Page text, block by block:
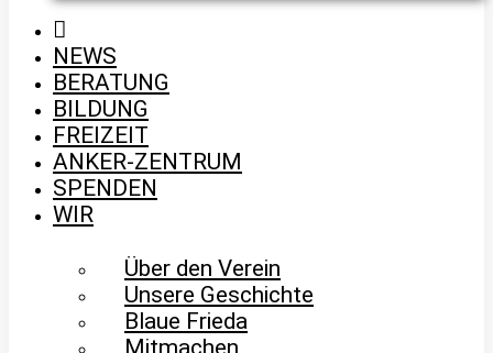
NEWS
BERATUNG
BILDUNG
FREIZEIT
ANKER-ZENTRUM
SPENDEN
WIR
Über den Verein
Unsere Geschichte
Blaue Frieda
Mitmachen